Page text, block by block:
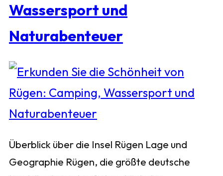
Wassersport und
Naturabenteuer
Überblick über die Insel Rügen Lage und
Geographie Rügen, die größte deutsche